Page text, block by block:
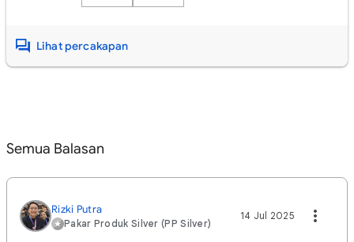
Lihat percakapan
Semua Balasan
Rizki Putra
Pakar Produk Silver (PP Silver)
14 Jul 2025